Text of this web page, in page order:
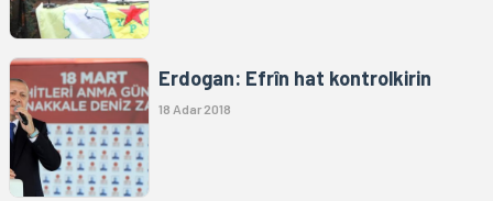
Erdogan: Efrîn hat kontrolkirin
18 Adar 2018